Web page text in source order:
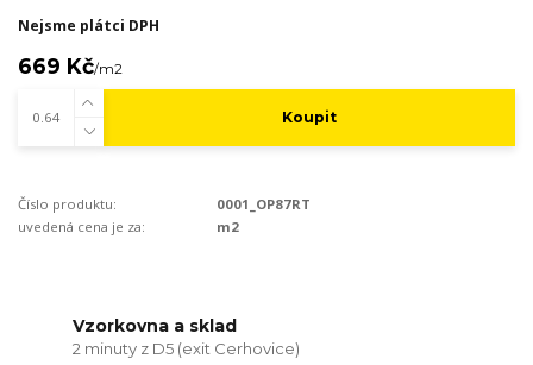
Nejsme plátci DPH
669 Kč/m2
Koupit
Číslo produktu:
0001_OP87RT
uvedená cena je za:
m2
Vzorkovna a sklad
2 minuty z D5 (exit Cerhovice)